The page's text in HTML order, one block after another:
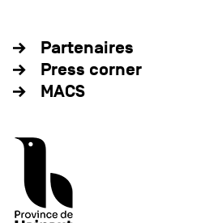
Partenaires
Press corner
MACS